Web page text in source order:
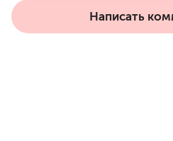
Написать